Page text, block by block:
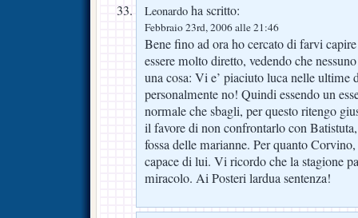
Leonardo ha scritto:
Febbraio 23rd, 2006 alle 21:46
Bene fino ad ora ho cercato di farvi
essere molto diretto, vedendo che
una cosa: Vi e’ piaciuto luca nelle ultime
personalmente no! Quindi essendo un
normale che sbagli, per questo ritengo
il favore di non confrontarlo con
fossa delle marianne. Per quanto
capace di lui. Vi ricordo che la stagione
miracolo. Ai Posteri lardua sentenza!